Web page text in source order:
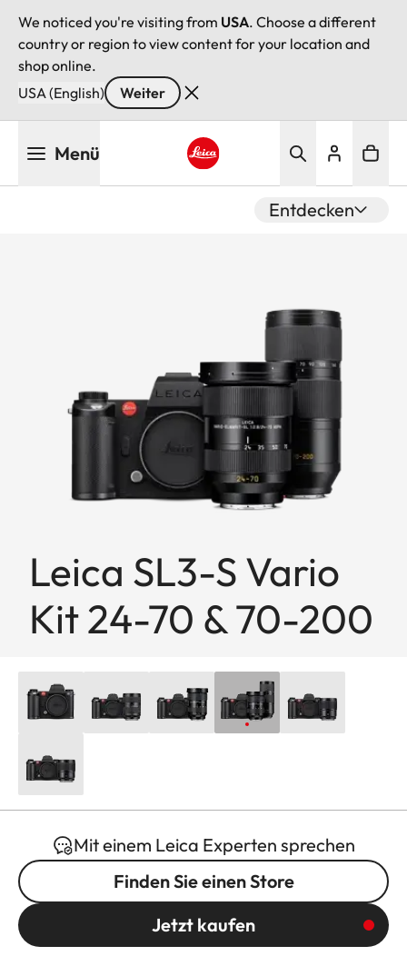
We noticed you're visiting from USA. Choose a different
country or region to view content for your location and
shop online.
USA (English)
Weiter
Menü
Entdecken
Leica SL3-S Vario
Kit 24-70 & 70-200
Mit einem Leica Experten sprechen
Finden Sie einen Store
Jetzt kaufen